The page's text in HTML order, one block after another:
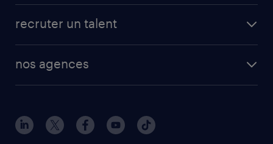
créer un compte candidat
manutentionnaire
recruter un talent
solutions opérationnelles
contact entreprise
faq intérim / recrutement
nos agences
nos agences par ville
nos agences par région